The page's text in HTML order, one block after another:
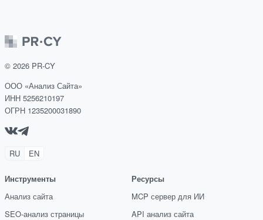
© 2026 PR-CY
ООО «Анализ Сайта»
ИНН 5256210197
ОГРН 1235200031890
RU EN
Инструменты
Анализ сайта
SEO-анализ страницы
Ресурсы
MCP сервер для ИИ
API анализ сайта